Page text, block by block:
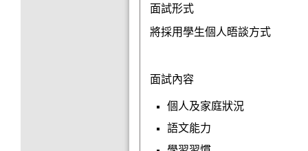
面試形式
將採用學生個人晤談方式
面試內容
個人及家庭狀況
語文能力